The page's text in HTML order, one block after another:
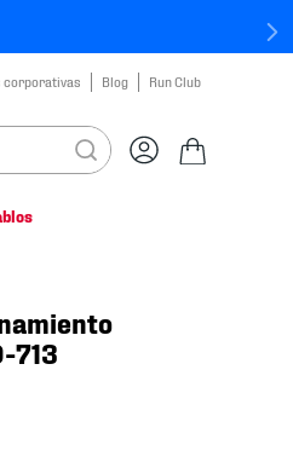
corporativas Blog Run Club
713